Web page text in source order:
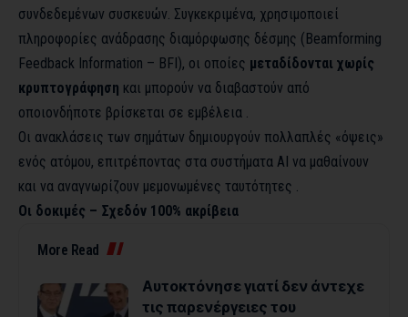
συνδεδεμένων συσκευών. Συγκεκριμένα, χρησιμοποιεί
πληροφορίες ανάδρασης διαμόρφωσης δέσμης (Beamforming
Feedback Information – BFI), οι οποίες μεταδίδονται χωρίς
κρυπτογράφηση και μπορούν να διαβαστούν από
οποιονδήποτε βρίσκεται σε εμβέλεια .
Οι ανακλάσεις των σημάτων δημιουργούν πολλαπλές «όψεις»
ενός ατόμου, επιτρέποντας στα συστήματα AI να μαθαίνουν
και να αναγνωρίζουν μεμονωμένες ταυτότητες .
Οι δοκιμές – Σχεδόν 100% ακρίβεια
More Read
Αυτοκτόνησε γιατί δεν άντεχε
τις παρενέργειες του